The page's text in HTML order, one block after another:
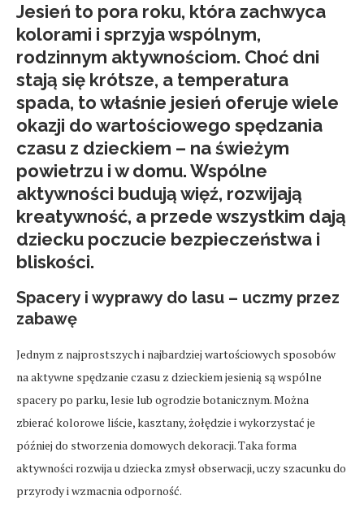
Jesień to pora roku, która zachwyca
kolorami i sprzyja wspólnym,
rodzinnym aktywnościom. Choć dni
stają się krótsze, a temperatura
spada, to właśnie jesień oferuje wiele
okazji do wartościowego spędzania
czasu z dzieckiem – na świeżym
powietrzu i w domu. Wspólne
aktywności budują więź, rozwijają
kreatywność, a przede wszystkim dają
dziecku poczucie bezpieczeństwa i
bliskości.
Spacery i wyprawy do lasu – uczmy przez
zabawę
Jednym z najprostszych i najbardziej wartościowych sposobów
na aktywne spędzanie czasu z dzieckiem jesienią są wspólne
spacery po parku, lesie lub ogrodzie botanicznym. Można
zbierać kolorowe liście, kasztany, żołędzie i wykorzystać je
później do stworzenia domowych dekoracji. Taka forma
aktywności rozwija u dziecka zmysł obserwacji, uczy szacunku do
przyrody i wzmacnia odporność.